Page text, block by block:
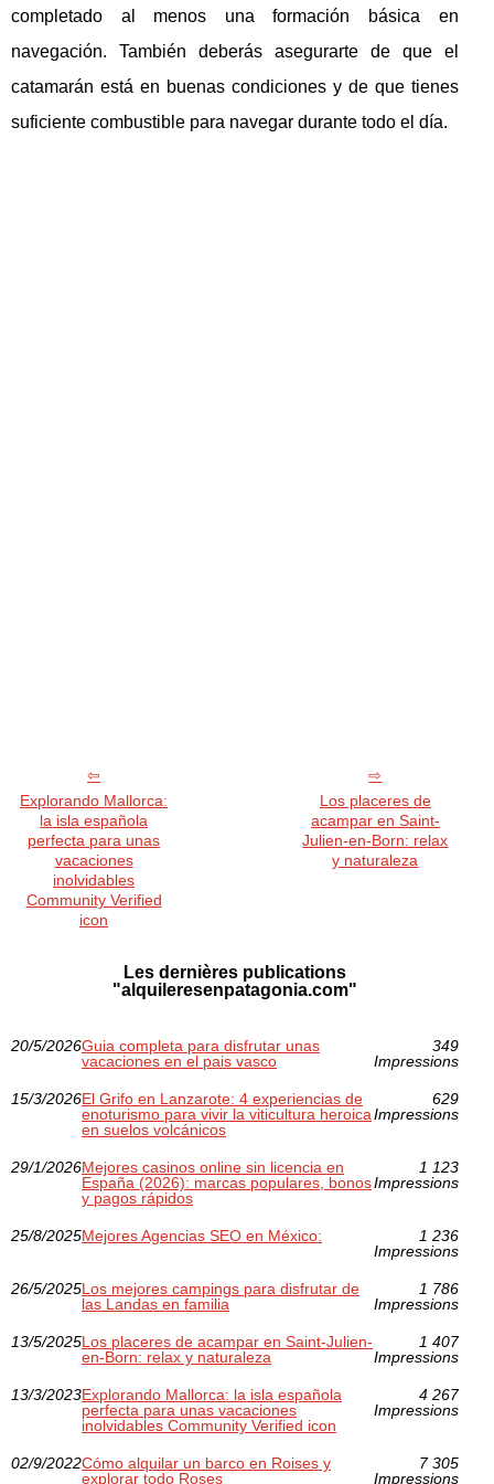
completado al menos una formación básica en
navegación. También deberás asegurarte de que el
catamarán está en buenas condiciones y de que tienes
suficiente combustible para navegar durante todo el día.
Explorando Mallorca:
la isla española
perfecta para unas
vacaciones
inolvidables
Community Verified
icon
Los placeres de
acampar en Saint-
Julien-en-Born: relax
y naturaleza
Les dernières publications
"alquileresenpatagonia.com"
20/5/2026Guia completa para disfrutar unas
vacaciones en el pais vasco
349
Impressions
15/3/2026El Grifo en Lanzarote: 4 experiencias de
enoturismo para vivir la viticultura heroica
en suelos volcánicos
629
Impressions
29/1/2026Mejores casinos online sin licencia en
España (2026): marcas populares, bonos
y pagos rápidos
1 123
Impressions
25/8/2025Mejores Agencias SEO en México:
1 236
Impressions
26/5/2025Los mejores campings para disfrutar de
las Landas en familia
1 786
Impressions
13/5/2025Los placeres de acampar en Saint-Julien-
en-Born: relax y naturaleza
1 407
Impressions
13/3/2023Explorando Mallorca: la isla española
perfecta para unas vacaciones
inolvidables Community Verified icon
4 267
Impressions
02/9/2022Cómo alquilar un barco en Roises y
explorar todo Roses
7 305
Impressions